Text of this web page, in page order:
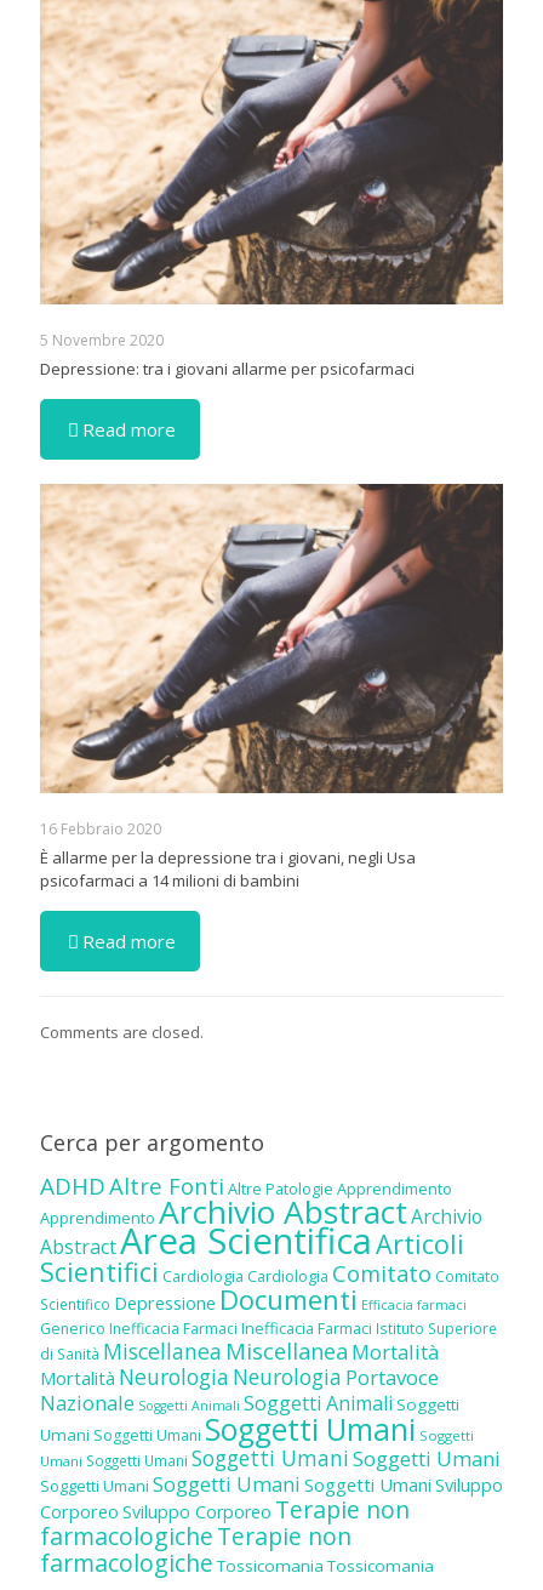
5 Novembre 2020
Depressione: tra i giovani allarme per psicofarmaci
Read more
16 Febbraio 2020
È allarme per la depressione tra i giovani, negli Usa
psicofarmaci a 14 milioni di bambini
Read more
Comments are closed.
Cerca per argomento
ADHDAltre Fonti Altre Patologie Apprendimento
Apprendimento Archivio AbstractArchivio
AbstractArea ScientificaArticoli
Scientifici Cardiologia Cardiologia Comitato Comitato
Scientifico Depressione Documenti Efficacia farmaci
Generico Inefficacia Farmaci Inefficacia Farmaci Istituto Superiore
di Sanità Miscellanea Miscellanea Mortalità
Mortalità Neurologia Neurologia Portavoce
Nazionale Soggetti Animali Soggetti Animali Soggetti
Umani Soggetti Umani Soggetti Umani Soggetti
Umani Soggetti Umani Soggetti UmaniSoggetti Umani
Soggetti Umani Soggetti Umani Soggetti Umani Sviluppo
Corporeo Sviluppo Corporeo Terapie non
farmacologicheTerapie non
farmacologiche Tossicomania Tossicomania